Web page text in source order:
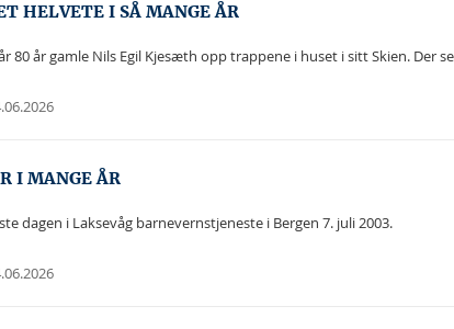
HELVETE I SÅ MANGE ÅR
80 år gamle Nils Egil Kjesæth opp trappene i huset i sitt Skien. Der
I MANGE ÅR
dagen i Laksevåg barnevernstjeneste i Bergen 7. juli 2003.